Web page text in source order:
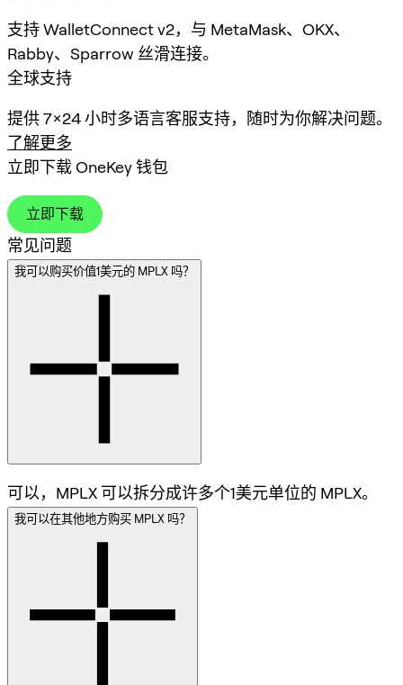
支持 WalletConnect v2，与 MetaMask、OKX、
Rabby、Sparrow 丝滑连接。
全球支持
提供 7×24 小时多语言客服支持，随时为你解决问题。
了解更多
立即下载 OneKey 钱包
立即下载
常见问题
我可以购买价值1美元的 MPLX 吗？
可以，MPLX 可以拆分成许多个1美元单位的 MPLX。
我可以在其他地方购买 MPLX 吗？